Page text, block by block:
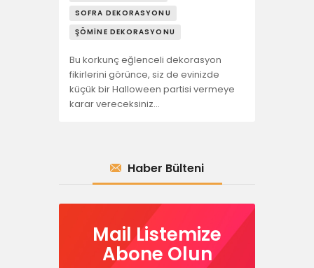
SOFRA DEKORASYONU
ŞÖMINE DEKORASYONU
Bu korkunç eğlenceli dekorasyon
fikirlerini görünce, siz de evinizde
küçük bir Halloween partisi vermeye
karar vereceksiniz…
Haber Bülteni
Mail Listemize
Abone Olun